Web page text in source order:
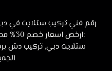
رقم فني تركيب ستلايت في
:ارخص
ستلايت دبي, تركيب دش